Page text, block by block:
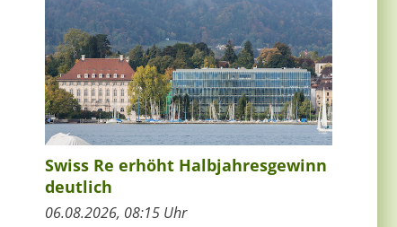
Swiss Re erhöht Halbjahresgewinn
deutlich
06.08.2026, 08:15 Uhr